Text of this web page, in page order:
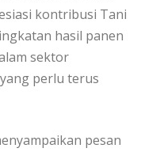
kontribusi Tani
hasil panen
sektor
perlu terus
pesan